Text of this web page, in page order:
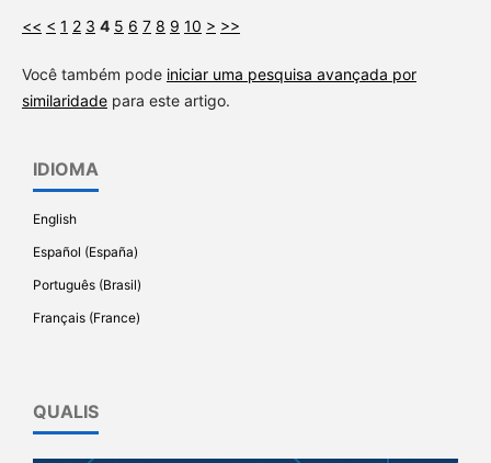
<< < 1 2 3 4 5 6 7 8 9 10 > >>
Você também pode iniciar uma pesquisa avançada por
similaridadepara este artigo.
IDIOMA
English
Español (España)
Português (Brasil)
Français (France)
QUALIS